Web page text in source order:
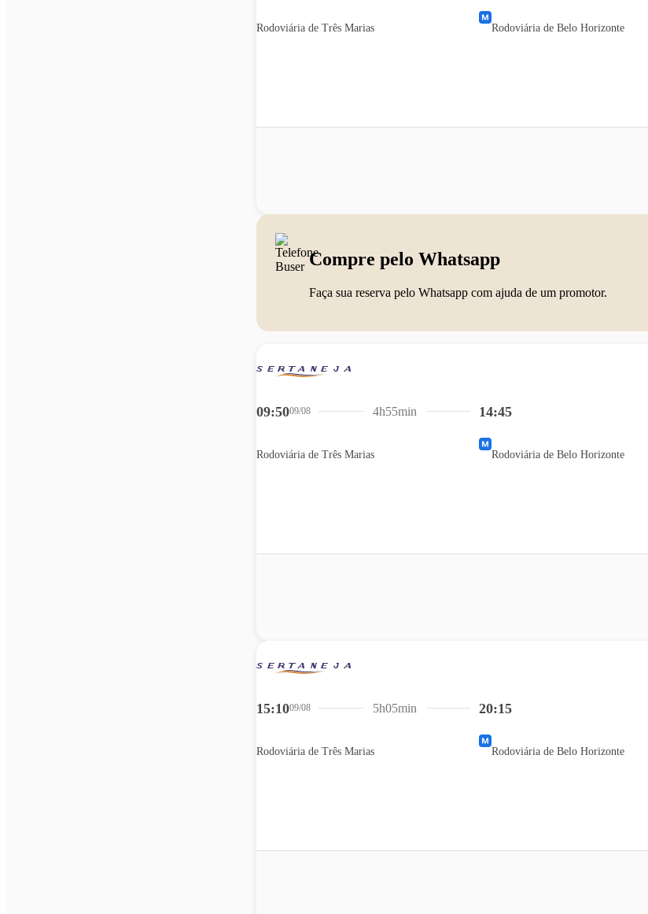
Rodoviária de Três Marias Rodoviária de Belo Horizonte
Compre pelo Whatsapp
Faça sua reserva pelo Whatsapp com ajuda de um promotor.
09:5009/08
Rodoviária de Três Marias
14:45
Rodoviária de Belo Horizonte
4h55min
15:1009/08
Rodoviária de Três Marias
20:15
Rodoviária de Belo Horizonte
5h05min